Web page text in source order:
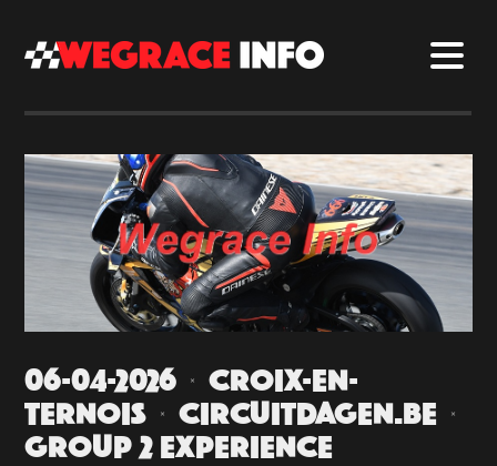
06-04-2026 | CROIX-EN-
TERNOIS | CIRCUITDAGEN.BE |
GROUP 2 EXPERIENCE